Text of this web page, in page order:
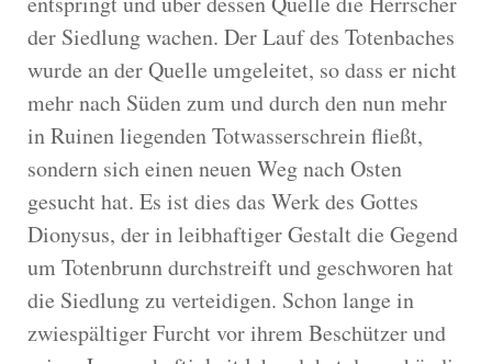
der Siedlung wachen. Der Lauf des Totenbaches
wurde an der Quelle umgeleitet, so dass er nicht
mehr nach Süden zum und durch den nun mehr
in Ruinen liegenden Totwasserschrein fließt,
sondern sich einen neuen Weg nach Osten
gesucht hat. Es ist dies das Werk des Gottes
Dionysus, der in leibhaftiger Gestalt die Gegend
um Totenbrunn durchstreift und geschworen hat
die Siedlung zu verteidigen. Schon lange in
zwiespältiger Furcht vor ihrem Beschützer und